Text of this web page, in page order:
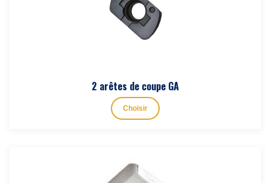
2 arêtes de coupe GA
Choisir